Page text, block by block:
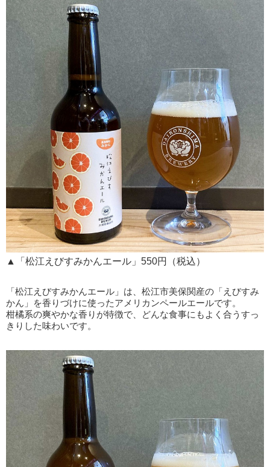
▲「松江えびすみかんエール」550円（税込）
「松江えびすみかんエール」は、松江市美保関産の「えびすみ
かん」を香りづけに使ったアメリカンペールエールです。
柑橘系の爽やかな香りが特徴で、どんな食事にもよく合うすっ
きりした味わいです。